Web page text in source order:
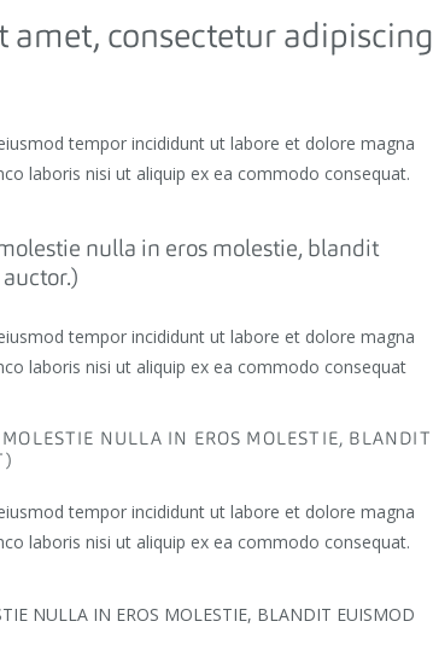
consectetur adipiscing
tempor incididunt ut labore et dolore magna
laboris nisi ut aliquip ex ea commodo consequat.
nulla in eros molestie, blandit
tempor incididunt ut labore et dolore magna
laboris nisi ut aliquip ex ea commodo consequat
NULLA IN EROS MOLESTIE, BLANDIT
tempor incididunt ut labore et dolore magna
laboris nisi ut aliquip ex ea commodo consequat.
NULLA IN EROS MOLESTIE, BLANDIT EUISMOD